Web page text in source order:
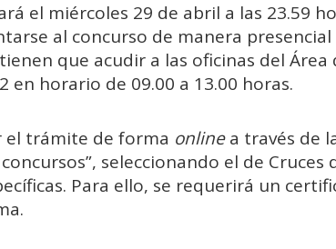
el miércoles 29 de abril a las 23.59
al concurso de manera
que acudir a las oficinas del Área
en horario de 09.00 a 13.00 horas.
el trámite de forma onlinea través de
seleccionando el de Cruces
Para ello, se requerirá un